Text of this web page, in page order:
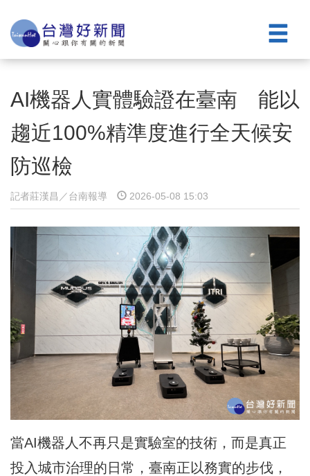
AI機器人實體驗證在臺南 能以
趨近100%精準度進行全天候安
防巡檢
記者莊漢昌／台南報導 2026-05-08 15:03
當AI機器人不再只是實驗室的技術，而是真正
投入城市治理的日常，臺南正以務實的步伐，